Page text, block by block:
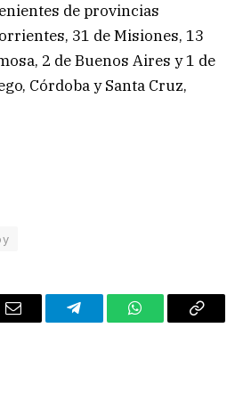
de provincias
31 de Misiones, 13
2 de Buenos Aires y 1 de
Córdoba y Santa Cruz,
Email TelegramWhatsAppCopy